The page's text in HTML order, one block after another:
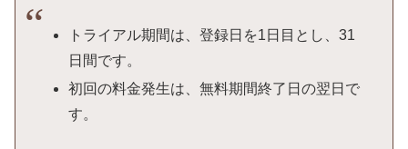
トライアル期間は、登録日を1日目とし、31
日間です。
初回の料金発生は、無料期間終了日の翌日で
す。